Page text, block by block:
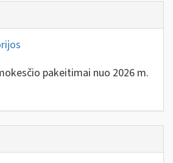
pakeitimai nuo 2026 m.